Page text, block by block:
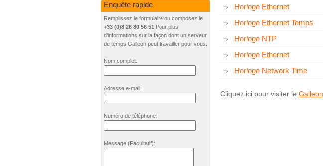
Horloge Ethernet
Horloge Ethernet Temps
Horloge NTP
Horloge Ethernet
Horloge Network Time
Cliquez ici pour visiter le Galleon
Enquête rapide
Remplissez le formulaire ou composez le
+33 (0)8 26 80 56 51 Pour plus
d'informations sur la façon dont un serveur
de temps Galleon peut travailler pour vous.
Nom complet:
Adresse e-mail:
Numéro de téléphone:
Message (Facultatif):